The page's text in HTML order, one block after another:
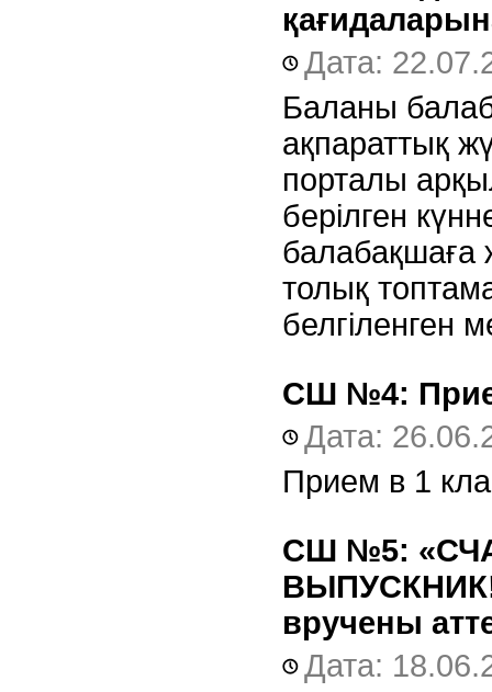
Дата:
Баланы
ақпараттық
порталы
берілген
балабақшаға
толық
белгіленген
СШ №4:
Дата:
Прием в 1
СШ №5:
вручены
Дата: